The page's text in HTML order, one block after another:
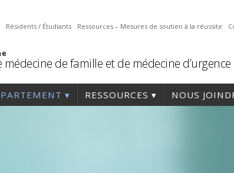
Résidents / Étudiants Ressources – Mesures de soutien à la réussite
de famille et de médecine d’urgence
RESSOURCES NOUS